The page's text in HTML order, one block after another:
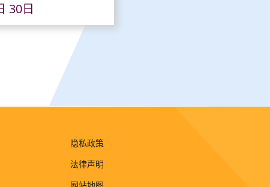
30日
隐私政策
法律声明